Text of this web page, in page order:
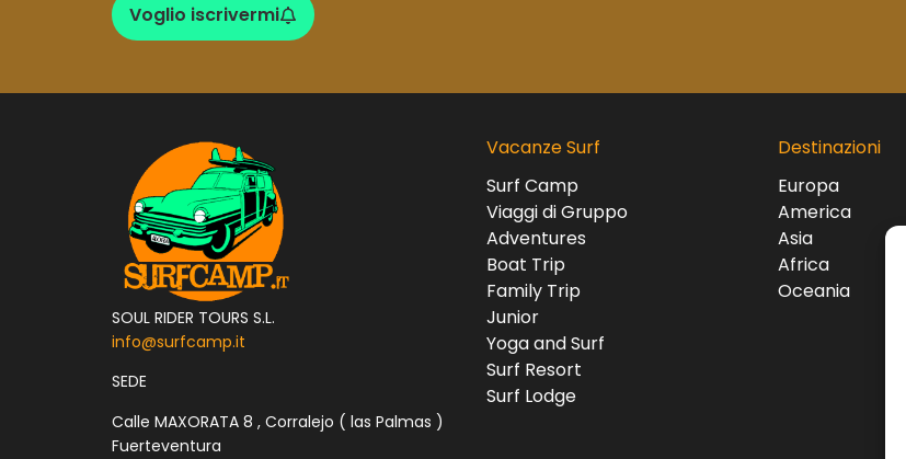
Voglio iscrivermi
SOUL RIDER TOURS S.L.
info@surfcamp.it
SEDE
Calle MAXORATA 8 , Corralejo ( las Palmas )
Fuerteventura
Vacanze Surf
Surf Camp
Viaggi di Gruppo
Adventures
Boat Trip
Family Trip
Junior
Yoga and Surf
Surf Resort
Surf Lodge
Destinazioni
Europa
America
Asia
Africa
Oceania